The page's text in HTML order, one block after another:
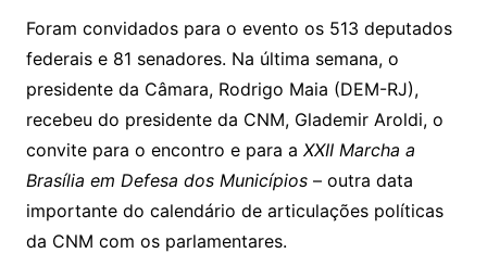
Foram convidados para o evento os 513 deputados
federais e 81 senadores. Na última semana, o
presidente da Câmara, Rodrigo Maia (DEM-RJ),
recebeu do presidente da CNM, Glademir Aroldi, o
convite para o encontro e para a XXII Marcha a
Brasília em Defesa dos Municípios– outra data
importante do calendário de articulações políticas
da CNM com os parlamentares.